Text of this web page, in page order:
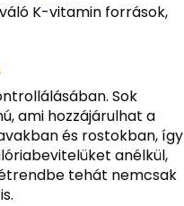
K-vitamin források,
Sok
ami hozzájárulhat a
és rostokban, így
anélkül,
tehát nemcsak